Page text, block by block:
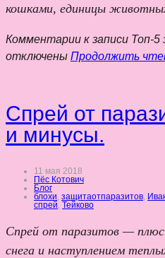
кошками, единицы
Комментарии к записи Топ-
отключены Продолжить
Спрей от
и минусы.
11 мая 2018
Пёс Котович
Блог
блохи защитаотпаразитов
спрей Тейково
Спрей от паразитов —
снега и наступлением